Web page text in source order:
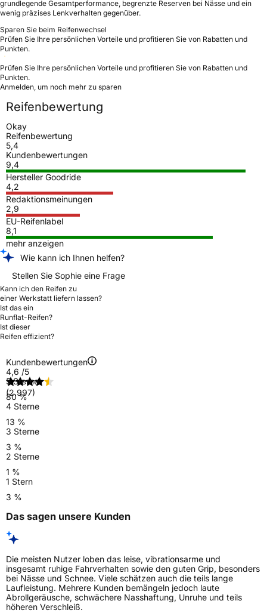
grundlegende Gesamtperformance, begrenzte Reserven bei Nässe und ein
wenig präzises Lenkverhalten gegenüber.
Sparen Sie beim Reifenwechsel
Prüfen Sie Ihre persönlichen Vorteile und profitieren Sie von Rabatten und
Punkten.
Prüfen Sie Ihre persönlichen Vorteile und profitieren Sie von Rabatten und
Punkten.
Anmelden, um noch mehr zu sparen
Reifenbewertung
Okay
Reifenbewertung
5,4
Kundenbewertungen
9,4
Hersteller Goodride
4,2
Redaktionsmeinungen
2,9
EU-Reifenlabel
8,1
mehr anzeigen
Wie kann ich Ihnen helfen?
Stellen Sie Sophie eine Frage
Kann ich den Reifen zu
einer Werkstatt liefern lassen?
Ist das ein
Runflat-Reifen?
Ist dieser
Reifen effizient?
Kundenbewertungen
4,6 /5
(2.997)
5 Sterne
80 %
4 Sterne
13 %
3 Sterne
3 %
2 Sterne
1 %
1 Stern
3 %
Das sagen unsere Kunden
Die meisten Nutzer loben das leise, vibrationsarme und
insgesamt ruhige Fahrverhalten sowie den guten Grip, besonders
bei Nässe und Schnee. Viele schätzen auch die teils lange
Laufleistung. Mehrere Kunden bemängeln jedoch laute
Abrollgeräusche, schwächere Nasshaftung, Unruhe und teils
höheren Verschleiß.